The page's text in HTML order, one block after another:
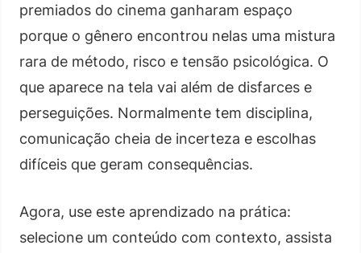
premiados do cinema ganharam espaço
porque o gênero encontrou nelas uma mistura
rara de método, risco e tensão psicológica. O
que aparece na tela vai além de disfarces e
perseguições. Normalmente tem disciplina,
comunicação cheia de incerteza e escolhas
difíceis que geram consequências.
Agora, use este aprendizado na prática:
selecione um conteúdo com contexto, assista